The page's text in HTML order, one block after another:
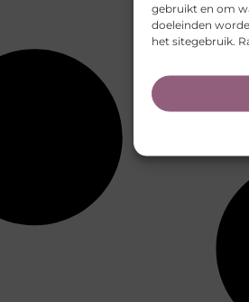
gebruikt en om
doeleinden
het sitegebruik.